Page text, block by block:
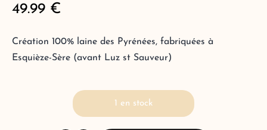
49.99 €
Création 100% laine des Pyrénées, fabriquées à
Esquièze-Sère (avant Luz st Sauveur)
1 en stock